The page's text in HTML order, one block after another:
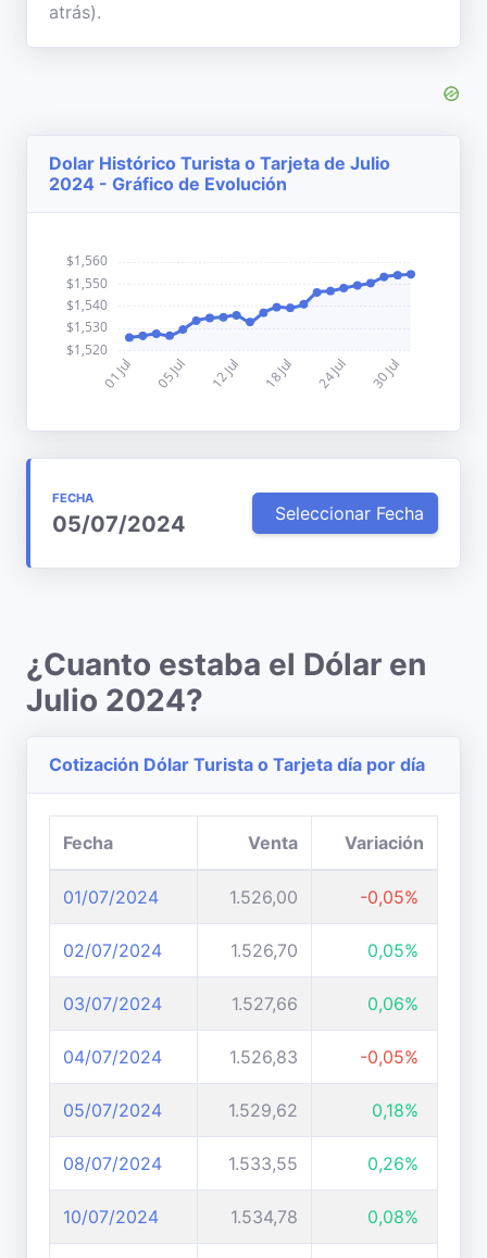
atrás).
Dolar Histórico Turista o Tarjeta de Julio
2024 - Gráfico de Evolución
FECHA
05/07/2024 Seleccionar Fecha
¿Cuanto estaba el Dólar en
Julio 2024?
Cotización Dólar Turista o Tarjeta día por día
Fecha Venta Variación
01/07/2024 1.526,00 -0,05%
02/07/2024 1.526,70 0,05%
03/07/2024 1.527,66 0,06%
04/07/2024 1.526,83 -0,05%
05/07/2024 1.529,62 0,18%
08/07/2024 1.533,55 0,26%
10/07/2024 1.534,78 0,08%